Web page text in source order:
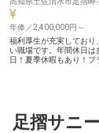
年俸／2,400,000円～
福利厚生が充実しており
い職場です。年間休日は
日！夏季休暇もあり！プ
た昇給でモチベーション
ます。ASHIZURI TERME
足摺サニ